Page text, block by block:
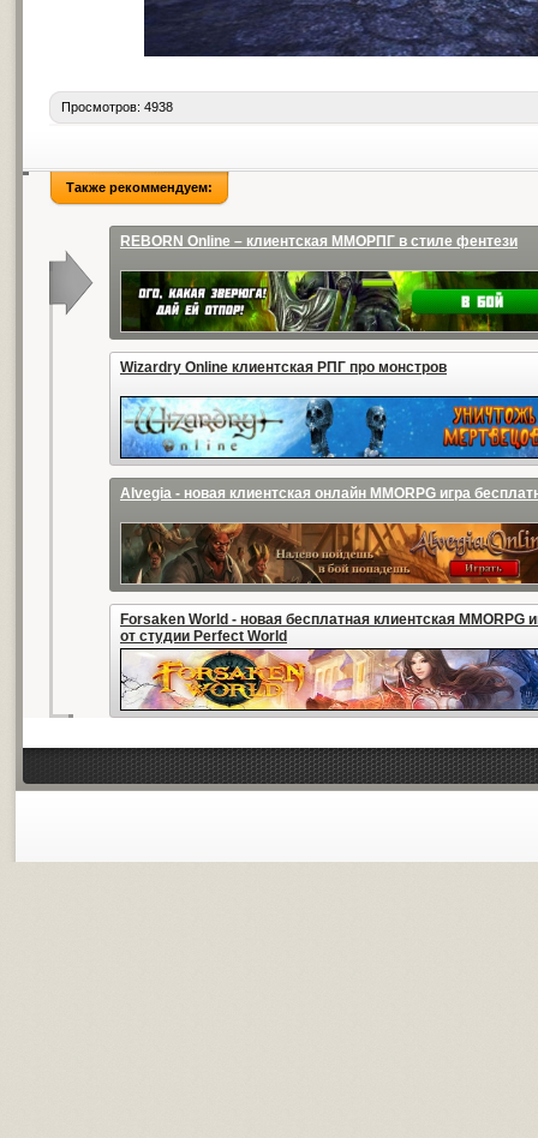
Просмотров: 4938
Также рекоммендуем:
REBORN Online – клиентская ММОРПГ в стиле фентези
Wizardry Online клиентская РПГ про монстров
Alvegia - новая клиентская онлайн MMORPG игра
Forsaken World - новая бесплатная клиентская MMORPG
от студии Perfect World